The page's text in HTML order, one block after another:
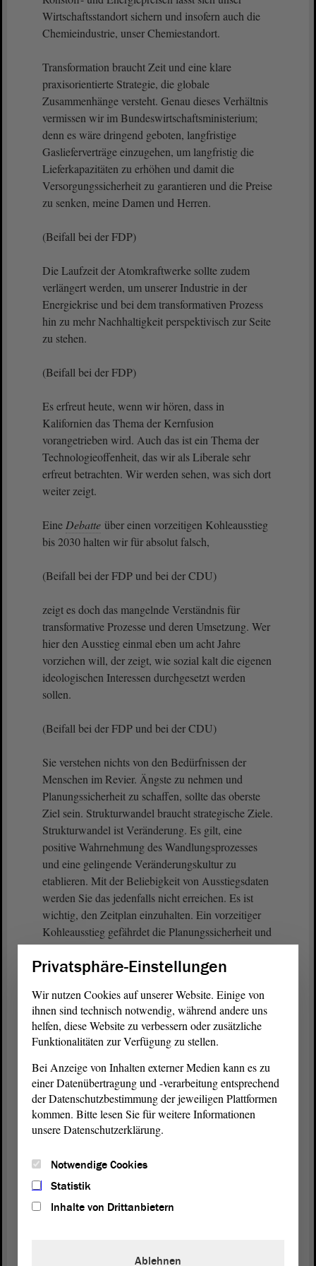
Wirtschaftsstandort sichern und insofern auch die
Chemieindustrie, unser Chemiestandort.
Transformation braucht Zeit und eine klare
praxisorientierte Strategie, die globale
Zusammenhänge versteht. Genau dieses Verhältnis
vermissen wir im Bundeswirtschaftsministerium;
denn es wäre dringend geboten, langfristige
Gaslieferverträge einzugehen, um langfristig die
Lieferkapazitäten zu erhöhen und damit die
Versorgungssicherheit zu garantieren und die Preise
zu senken, meine Damen und Herren.
(Beifall bei der FDP)
Die Laufzeit der Atomkraftwerke sollte zudem
verlängert werden, um unserer Industrie in der
Energiekrise und bei dem transformativen Prozess
hin zu mehr Nachhaltigkeit perspektivisch zur Seite
zu stehen.
(Beifall bei der FDP)
Es erfreut heute, wenn wir hören, dass in
Kalifornien das Thema der Kernfusion
vorangetrieben wird. Auch das ist ein Thema der
Technologieoffenheit, das wir als Liberale sehr
erfreut betrachten. Wir werden sehen, was sich dort
weiter zeigt.
Eine Debatte über einen vorzeitigen Kohleausstieg
bis 2030 halten wir für absolut falsch,
(Beifall bei der FDP und bei der CDU)
zeigt es doch das mangelnde Verständnis für
transformative Prozesse und deren Umsetzung. Wer
hier den Ausstieg einmal eben um acht Jahre
vorziehen will, der zeigt, wie sozial kalt die eigenen
ideologischen Interessen durchgesetzt werden
sollen.
(Beifall bei der FDP und bei der CDU)
Sie verstehen nichts von den Bedürfnissen der
Menschen im Revier. Ängste zu nehmen und
Planungssicherheit zu schaffen, sollte das oberste
Ziel sein. Strukturwandel braucht strategische Ziele.
Strukturwandel ist Veränderung. Es gilt, eine
positive Wahrnehmung des Wandlungsprozesses
und eine gelingende Veränderungskultur zu
etablieren. Mit der Beliebigkeit von Ausstiegsdaten
werden Sie das jedenfalls nicht erreichen. Es ist
wichtig, den Zeitplan einzuhalten. Ein vorzeitiger
Kohleausstieg gefährdet die Planungssicherheit und
schafft Verunsicherung.
gebraucht, um die Abhängigkeiten zu reduzieren.
Der Kohleausstieg ist beschlossen. In der
Energiekrise kann man an diesem Fahrplan nichts
ändern. Jeder sollte sich insofern mit der InfraLeuna
unterhalten. Ich glaube, dort ist das Know-how
vorhanden, um genau diese Prozesse einordnen zu
können.
Wir begreifen den dadurch verursachten
als Chance für unser Land. Lassen Sie uns die
Chance nutzen, um die Wertschöpfung von morgen
zu gestalten. Ein gutes Beispiel hierfür sind die
Markthochlauf für Wasserstofftechnologien in
Privatsphäre-Einstellungen
Wir nutzen Cookies auf unserer Website. Einige von
ihnen sind technisch notwendig, während andere uns
helfen, diese Website zu verbessern oder zusätzliche
Funktionalitäten zur Verfügung zu stellen.
Bei Anzeige von Inhalten externer Medien kann es zu
einer Datenübertragung und -verarbeitung entsprechend
der Datenschutzbestimmung der jeweiligen Plattformen
kommen. Bitte lesen Sie für weitere Informationen
unsere Datenschutzerklärung.
Notwendige Cookies
Statistik
Inhalte von Drittanbietern
Ablehnen